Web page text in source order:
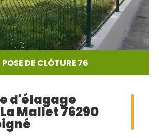
POSE DE CLÔTURE 76
d'élagage
Mallet 76290